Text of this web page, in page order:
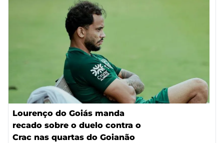
Lourenço do Goiás manda
recado sobre o duelo contra o
Crac nas quartas do Goianão